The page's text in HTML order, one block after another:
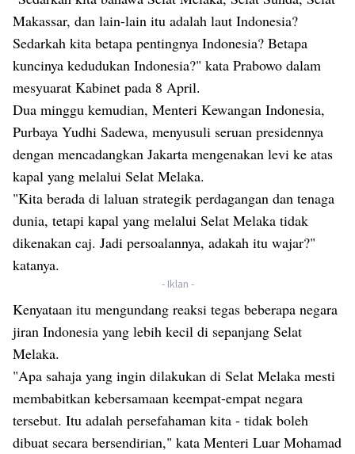
Makassar, dan lain-lain itu adalah laut Indonesia?
Sedarkah kita betapa pentingnya Indonesia? Betapa
kuncinya kedudukan Indonesia?" kata Prabowo dalam
mesyuarat Kabinet pada 8 April.
Dua minggu kemudian, Menteri Kewangan Indonesia,
Purbaya Yudhi Sadewa, menyusuli seruan presidennya
dengan mencadangkan Jakarta mengenakan levi ke atas
kapal yang melalui Selat Melaka.
"Kita berada di laluan strategik perdagangan dan tenaga
dunia, tetapi kapal yang melalui Selat Melaka tidak
dikenakan caj. Jadi persoalannya, adakah itu wajar?"
katanya.
- Iklan -
Kenyataan itu mengundang reaksi tegas beberapa negara
jiran Indonesia yang lebih kecil di sepanjang Selat
Melaka.
"Apa sahaja yang ingin dilakukan di Selat Melaka mesti
membabitkan kebersamaan keempat-empat negara
tersebut. Itu adalah persefahaman kita - tidak boleh
dibuat secara bersendirian," kata Menteri Luar Mohamad